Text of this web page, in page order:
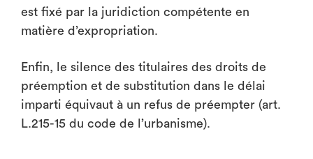
est fixé par la juridiction compétente en
matière d’expropriation.
Enfin, le silence des titulaires des droits de
préemption et de substitution dans le délai
imparti équivaut à un refus de préempter (art.
L.215-15 du code de l’urbanisme).